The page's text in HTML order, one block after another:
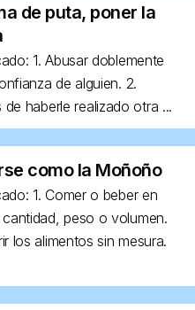
de puta, poner la
1. Abusar doblemente
de alguien. 2.
haberle realizado otra ...
como la Moñoño
1. Comer o beber en
peso o volumen.
los alimentos sin mesura.